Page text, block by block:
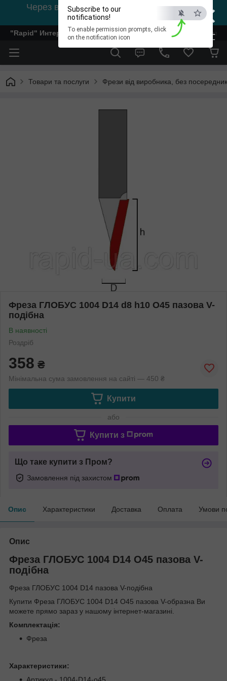
×
ESC
Subscribe to our
notifications!
To enable permission prompts, click
on the notification icon
Через відсутність світла, зв'язок на viber
0978002056
"Rapid" Интернет-магазин деревообрабатывающего
Товари та послуги Фрези від виробника, без
Фреза ГЛОБУС 1004 D14 d8 h10 O45 пазова V-
подібна
В наявності
Роздріб
358 ₴
Мінімальна сума замовлення на сайті — 450 ₴
Купити
або
Купити з
Що таке купити з Пром?
Замовлення під захистом
Опис Характеристики Доставка Оплата Умови
Опис
Фреза ГЛОБУС 1004 D14 O45 пазова V-
подібна
Фреза ГЛОБУС 1004 D14 пазова V-подібна
Купити Фреза ГЛОБУС 1004 D14 O45 пазова V-образна Ви
можете прямо зараз у нашому інтернет-магазині.
Комплектація:
Фреза
Характеристики: